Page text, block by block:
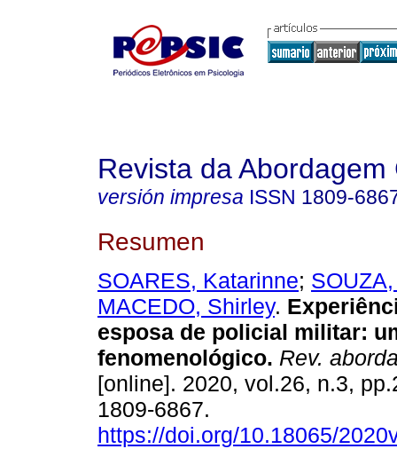
Revista da Abordagem
versión impresa ISSN 1809-
Resumen
SOARES, Katarinne;
MACEDO, Shirley.
esposa de policial militar:
fenomenológico. Rev.
[online]. 2020, vol.26, n.3,
1809-6867.
https://doi.org/10.18065/